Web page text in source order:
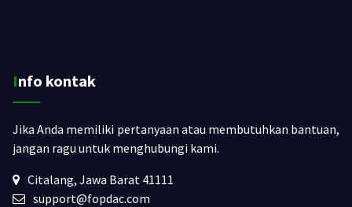
Info kontak
Jika Anda memiliki pertanyaan atau membutuhkan bantuan,
jangan ragu untuk menghubungi kami.
Citalang, Jawa Barat 41111
support@fopdac.com